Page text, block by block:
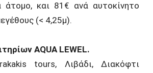
άτομο, και 81€ ανά αυτοκίνητο
(< 4,25μ).
AQUA LEWEL.
tours, Λιβάδι, Διακόφτι